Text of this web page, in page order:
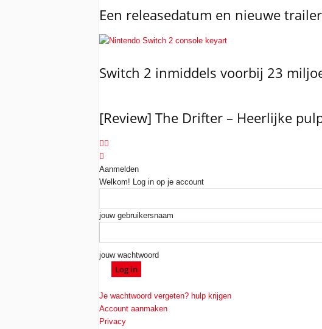
Een releasedatum en nieuwe
Switch 2 inmiddels voorbij 23
[Review] The Drifter – Heerlijke
Aanmelden
Welkom! Log in op je account
jouw gebruikersnaam
jouw wachtwoord
Je wachtwoord vergeten? hulp krijgen
Account aanmaken
Privacy